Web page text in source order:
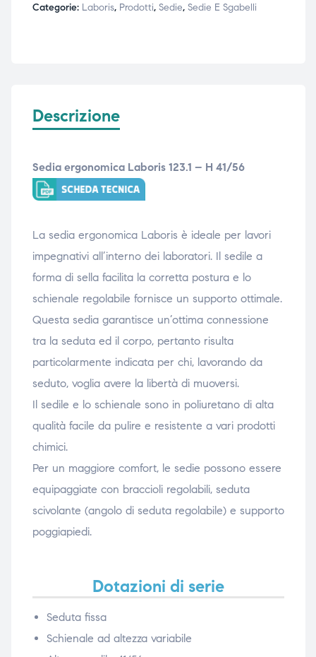
Categorie: Laboris, Prodotti, Sedie, Sedie E Sgabelli
Descrizione
Sedia ergonomica Laboris 123.1 – H 41/56
La sedia ergonomica Laboris è ideale per lavori
impegnativi all’interno dei laboratori. Il sedile a
forma di sella facilita la corretta postura e lo
schienale regolabile fornisce un supporto ottimale.
Questa sedia garantisce un’ottima connessione
tra la seduta ed il corpo, pertanto risulta
particolarmente indicata per chi, lavorando da
seduto, voglia avere la libertà di muoversi.
Il sedile e lo schienale sono in poliuretano di alta
qualità facile da pulire e resistente a vari prodotti
chimici.
Per un maggiore comfort, le sedie possono essere
equipaggiate con braccioli regolabili, seduta
scivolante (angolo di seduta regolabile) e supporto
poggiapiedi.
Dotazioni di serie
Seduta fissa
Schienale ad altezza variabile